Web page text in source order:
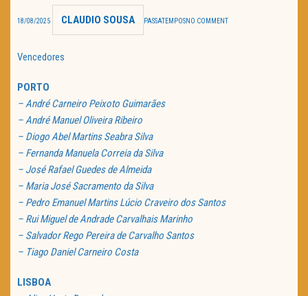
TRAILER DO DIA
18/08/2025 CLAUDIO SOUSA PASSATEMPOSNO COMMENT
Vencedores
PORTO
– André Carneiro Peixoto Guimarães
– André Manuel Oliveira Ribeiro
– Diogo Abel Martins Seabra Silva
– Fernanda Manuela Correia da Silva
– José Rafael Guedes de Almeida
– Maria José Sacramento da Silva
– Pedro Emanuel Martins Lúcio Craveiro dos Santos
– Rui Miguel de Andrade Carvalhais Marinho
– Salvador Rego Pereira de Carvalho Santos
– Tiago Daniel Carneiro Costa
LISBOA